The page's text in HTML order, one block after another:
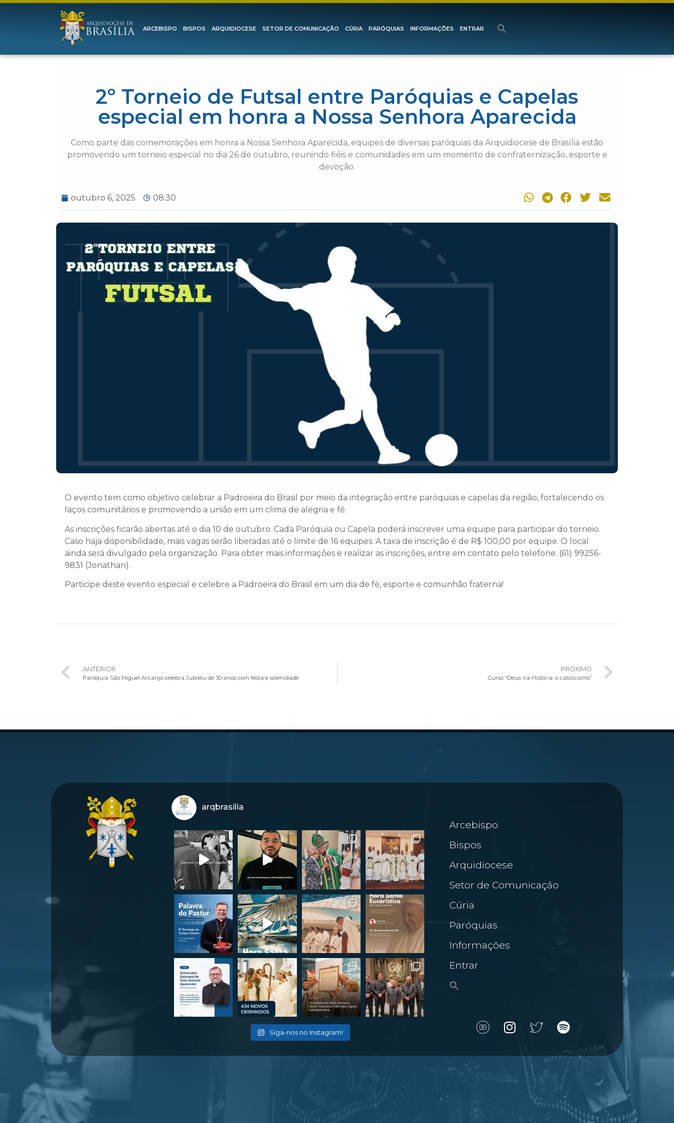
ARCEBISPO BISPOS ARQUIDIOCESE SETOR DE COMUNICAÇÃO CÚRIA PARÓQUIAS INFORMAÇÕES ENTRAR
2º Torneio de Futsal entre Paróquias e Capelas
especial em honra a Nossa Senhora Aparecida
Como parte das comemorações em honra a Nossa Senhora Aparecida, equipes de diversas paróquias da Arquidiocese de Brasília estão
promovendo um torneio especial no dia 26 de outubro, reunindo fiéis e comunidades em um momento de confraternização, esporte e
devoção.
outubro 6, 2025 08:30
O evento tem como objetivo celebrar a Padroeira do Brasil por meio da integração entre paróquias e capelas da região, fortalecendo os
laços comunitários e promovendo a união em um clima de alegria e fé.
As inscrições ficarão abertas até o dia 10 de outubro. Cada Paróquia ou Capela poderá inscrever uma equipe para participar do torneio.
Caso haja disponibilidade, mais vagas serão liberadas até o limite de 16 equipes. A taxa de inscrição é de R$ 100,00 por equipe. O local
ainda será divulgado pela organização. Para obter mais informações e realizar as inscrições, entre em contato pelo telefone: (61) 99256-
9831 (Jonathan).
Participe deste evento especial e celebre a Padroeira do Brasil em um dia de fé, esporte e comunhão fraterna!
ANTERIOR
Paróquia São Miguel Arcanjo celebra Jubileu de 30 anos com festa e solenidade
PRÓXIMO
Curso “Deus na História: o catolicismo”
arqbrasilia
Siga-nos no Instagram!
Arcebispo
Bispos
Arquidiocese
Setor de Comunicação
Cúria
Paróquias
Informações
Entrar